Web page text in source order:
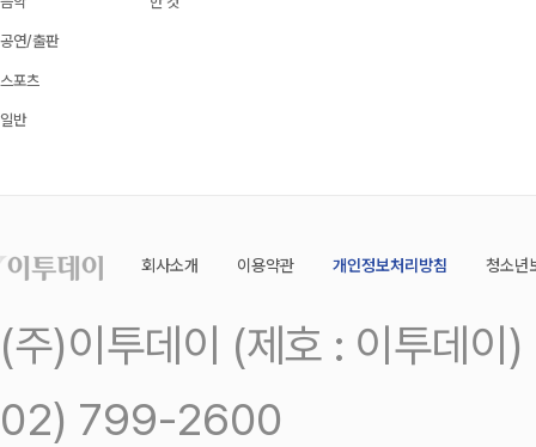
공연/출판
스포츠
일반
회사소개 이용약관 개인정보처리방침 청소년
(주)이투데이 (제호 : 이투데
02) 799-2600